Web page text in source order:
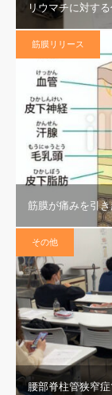
リウマチに対す
筋膜リリース
筋膜が痛みを引
その他
腰部脊柱管狭窄